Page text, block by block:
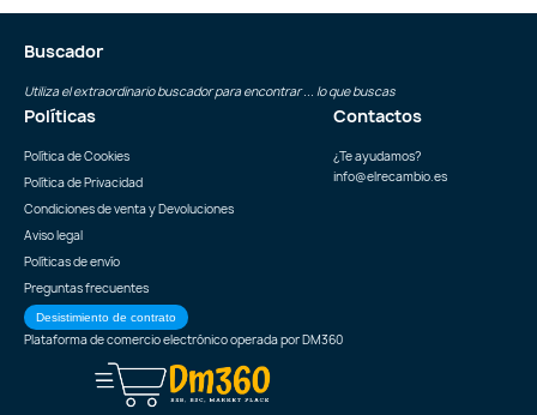
Buscador
Utiliza el extraordinario buscador para encontrar ... lo que buscas
Políticas
Política de Cookies
Política de Privacidad
Condiciones de venta y Devoluciones
Aviso legal
Políticas de envío
Preguntas frecuentes
Desistimiento de contrato
Contactos
¿Te ayudamos?
info@elrecambio.es
Plataforma de comercio electrónico operada porDM360